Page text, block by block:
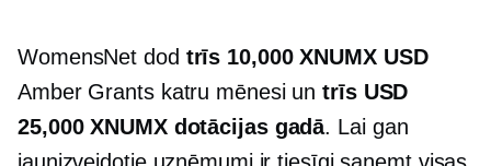
WomensNet dod trīs 10,000 XNUMX USD
Amber Grants katru mēnesi untrīs USD
25,000 XNUMX dotācijas gadā. Lai gan